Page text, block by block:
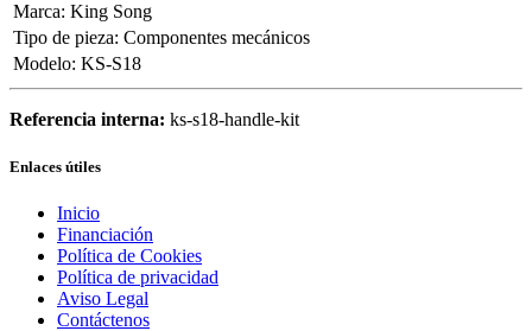
Marca: King Song
Tipo de pieza: Componentes mecánicos
Modelo: KS-S18
Referencia interna: ks-s18-handle-kit
Enlaces útiles
Inicio
Financiación
Política de Cookies
Política de privacidad
Aviso Legal
Contáctenos